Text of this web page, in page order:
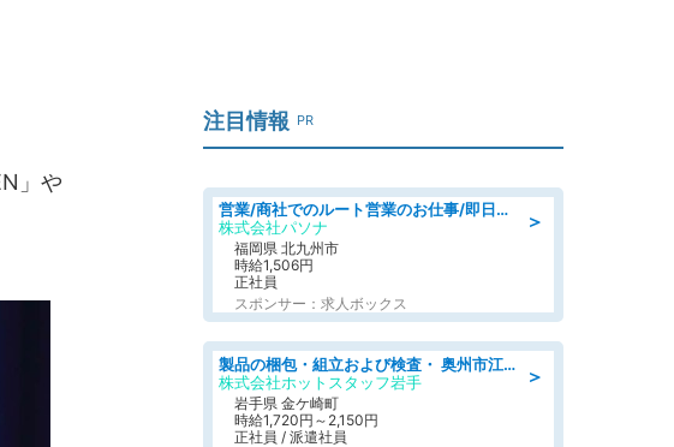
」や
注目情報 PR
＞
営業/商社でのルート営業のお仕事/即日勤務可/車通勤可/営業
株式会社パソナ
福岡県 北九州市
時給1,506円
正社員
スポンサー：求人ボックス
＞
製品の梱包・組立および検査・ 奥州市江刺/大手企業で長期安定 梱包・検査・組立/半年経過毎に5万円の報奨金有
株式会社ホットスタッフ岩手
岩手県 金ケ崎町
時給1,720円～2,150円
正社員 / 派遣社員